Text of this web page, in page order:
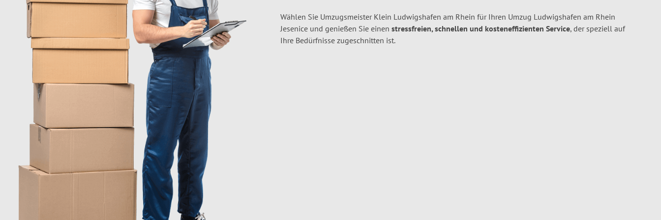
Wählen Sie Umzugsmeister Klein Ludwigshafen am Rhein für Ihren Umzug Ludwigshafen am Rhein
Jesenice und genießen Sie einen stressfreien, schnellen und kosteneffizienten Service, der speziell auf
Ihre Bedürfnisse zugeschnitten ist.